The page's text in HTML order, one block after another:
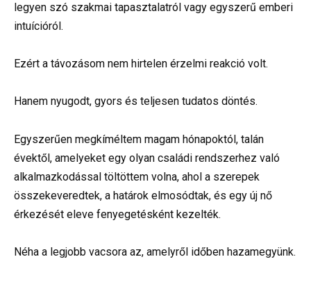
legyen szó szakmai tapasztalatról vagy egyszerű emberi
intuícióról.
Ezért a távozásom nem hirtelen érzelmi reakció volt.
Hanem nyugodt, gyors és teljesen tudatos döntés.
Egyszerűen megkíméltem magam hónapoktól, talán
évektől, amelyeket egy olyan családi rendszerhez való
alkalmazkodással töltöttem volna, ahol a szerepek
összekeveredtek, a határok elmosódtak, és egy új nő
érkezését eleve fenyegetésként kezelték.
Néha a legjobb vacsora az, amelyről időben hazamegyünk.